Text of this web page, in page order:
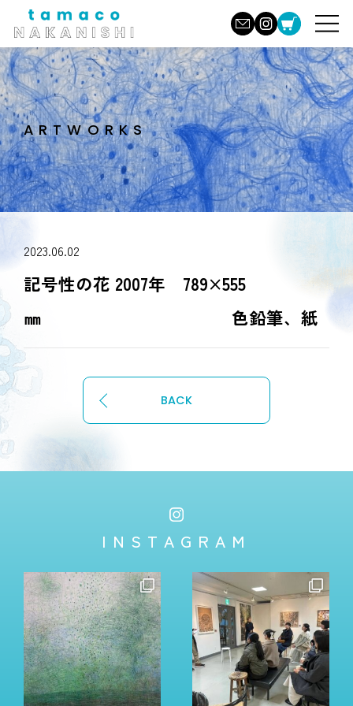
ARTWORKS
2023.06.02
記号性の花 2007年 789×555
㎜ 色鉛筆、紙
BACK
INSTAGRAM